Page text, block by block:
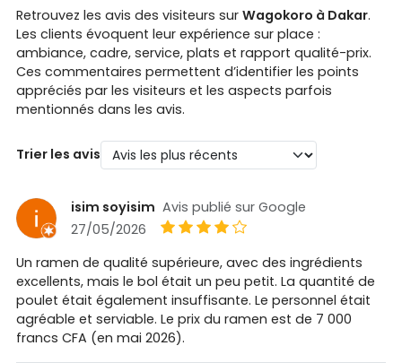
Retrouvez les avis des visiteurs surWagokoro à Dakar.
Les clients évoquent leur expérience sur place :
ambiance, cadre, service, plats et rapport qualité-prix.
Ces commentaires permettent d’identifier les points
appréciés par les visiteurs et les aspects parfois
mentionnés dans les avis.
Trier les avis
isim soyisim Avis publié sur Google
27/05/2026
Un ramen de qualité supérieure, avec des ingrédients
excellents, mais le bol était un peu petit. La quantité de
poulet était également insuffisante. Le personnel était
agréable et serviable. Le prix du ramen est de 7 000
francs CFA (en mai 2026).